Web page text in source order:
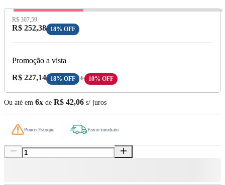
Preço Original:
R$ 307,59
Preço com Desconto:
R$ 252,38 18% OFF
Promoção a vista
Preço A Vista:
R$ 227,14 18% OFF + 10% OFF
Ou até em 6x de R$ 42,06 s/ juros
Pouco Estoque Envio imediato